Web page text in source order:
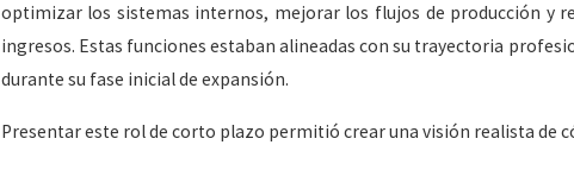
optimizar los sistemas internos, mejorar los flujos de producción y
ingresos. Estas funciones estaban alineadas con su trayectoria
durante su fase inicial de expansión.
Presentar este rol de corto plazo permitió crear una visión realista de